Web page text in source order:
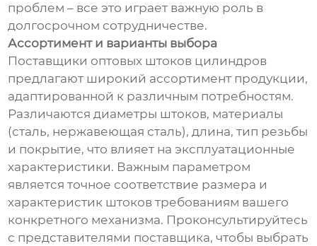
проблем – все это играет важную роль в
долгосрочном сотрудничестве.
Ассортимент и варианты выбора
Поставщики оптовых штоков цилиндров
предлагают широкий ассортимент продукции,
адаптированной к различным потребностям.
Различаются диаметры штоков, материалы
(сталь, нержавеющая сталь), длина, тип резьбы
и покрытие, что влияет на эксплуатационные
характеристики. Важным параметром
является точное соответствие размера и
характеристик штоков требованиям вашего
конкретного механизма. Проконсультируйтесь
с представителями поставщика, чтобы выбрать